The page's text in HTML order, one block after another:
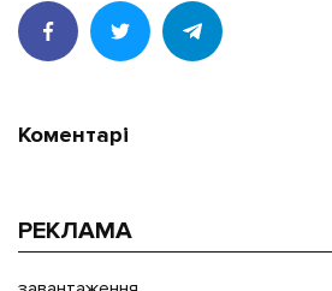
Коментарі
РЕКЛАМА